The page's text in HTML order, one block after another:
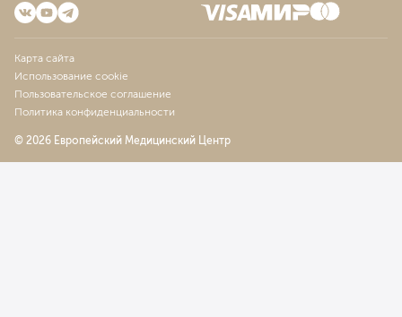
Карта сайта
Использование cookie
Пользовательское соглашение
Политика конфиденциальности
© 2026 Европейский Медицинский Центр